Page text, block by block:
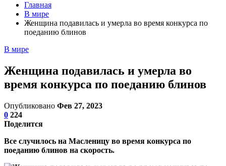
Главная
В мире
Женщина подавилась и умерла во время конкурса по
поеданию блинов
В мире
Женщина подавилась и умерла во
время конкурса по поеданию блинов
Опубликовано Фев 27, 2023
0 224
Поделится
Все случилось на Масленицу во время конкурса по
поеданию блинов на скорость.